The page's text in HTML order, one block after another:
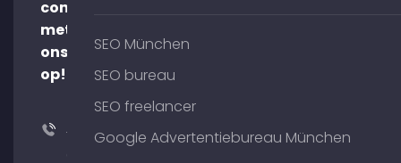
contact
met
ons
op!
+49
SEO München
SEO bureau
SEO freelancer
Google Advertentiebureau München